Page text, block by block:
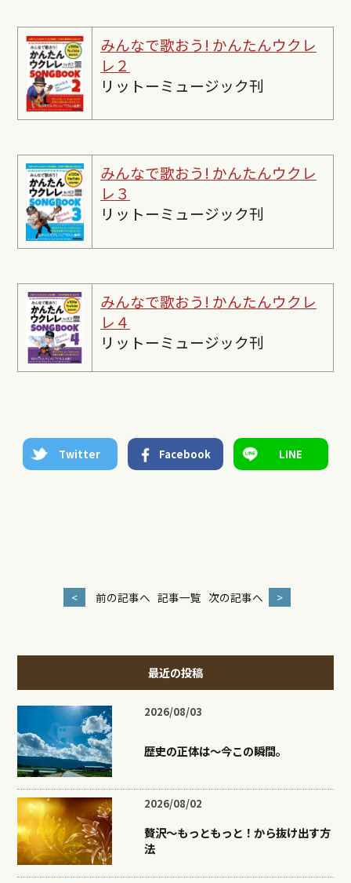
みんなで歌おう! かんたんウクレ
レ２
リットーミュージック刊
みんなで歌おう! かんたんウクレ
レ３
リットーミュージック刊
みんなで歌おう! かんたんウクレ
レ４
リットーミュージック刊
Twitter Facebook LINE
< 前の記事へ 記事一覧 次の記事へ >
最近の投稿
2026/08/03
歴史の正体は〜今この瞬間。
2026/08/02
贅沢〜もっともっと！から抜け出す方
法